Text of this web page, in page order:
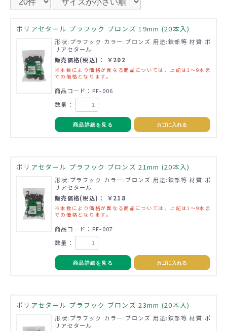
ポリアセタール プラフック ブロンズ 19mm (20本入)
形状:プラフック カラー:ブロンズ 用途:鉄部等 材質:ポ
リアセタール
販売価格(税込)： ￥202
※本数により価格が異なる商品については、上記は1～9本ま
での価格となります。
商品コード：PF-006
数量：
商品詳細を見る カゴに入れる
ポリアセタール プラフック ブロンズ 21mm (20本入)
形状:プラフック カラー:ブロンズ 用途:鉄部等 材質:ポ
リアセタール
販売価格(税込)： ￥218
※本数により価格が異なる商品については、上記は1～9本ま
での価格となります。
商品コード：PF-007
数量：
商品詳細を見る カゴに入れる
ポリアセタール プラフック ブロンズ 23mm (20本入)
形状:プラフック カラー:ブロンズ 用途:鉄部等 材質:ポ
リアセタール